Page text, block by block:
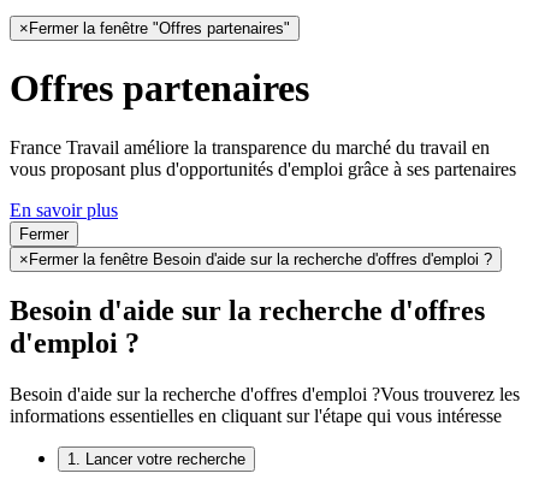
×Fermer la fenêtre "Offres partenaires"
Offres partenaires
France Travail améliore la transparence du marché du travail en
vous proposant plus d'opportunités d'emploi grâce à ses partenaires
En savoir plus
Fermer
×Fermer la fenêtre Besoin d'aide sur la recherche d'offres d'emploi ?
Besoin d'aide sur la recherche d'offres
d'emploi ?
Besoin d'aide sur la recherche d'offres d'emploi ?Vous trouverez les
informations essentielles en cliquant sur l'étape qui vous intéresse
1. Lancer votre recherche